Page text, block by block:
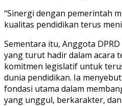
“Sinergi dengan pemerintah
kualitas pendidikan terus
Sementara itu, Anggota
yang turut hadir dalam acara
komitmen legislatif untuk
dunia pendidikan. Ia
fondasi utama dalam
yang unggul, berkarakter,